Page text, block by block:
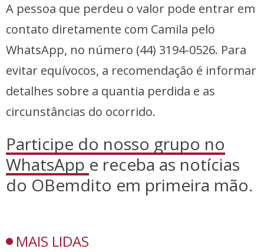
A pessoa que perdeu o valor pode entrar em
contato diretamente com Camila pelo
WhatsApp, no número (44) 3194-0526. Para
evitar equívocos, a recomendação é informar
detalhes sobre a quantia perdida e as
circunstâncias do ocorrido.
Participe do nosso grupo no
WhatsApp e receba as notícias
do OBemdito em primeira mão.
MAIS LIDAS